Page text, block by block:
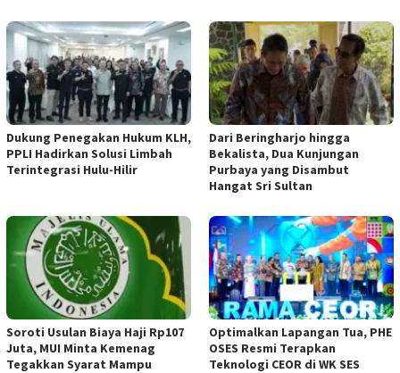
Dukung Penegakan Hukum KLH,
PPLI Hadirkan Solusi Limbah
Terintegrasi Hulu-Hilir
Dari Beringharjo hingga
Bekalista, Dua Kunjungan
Purbaya yang Disambut
Hangat Sri Sultan
Soroti Usulan Biaya Haji Rp107
Juta, MUI Minta Kemenag
Tegakkan Syarat Mampu
Optimalkan Lapangan Tua, PHE
OSES Resmi Terapkan
Teknologi CEOR di WK SES